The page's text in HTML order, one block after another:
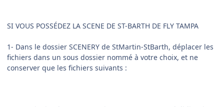
SI VOUS POSSÉDEZ LA SCENE DE ST-BARTH DE FLY TAMPA
1- Dans le dossier SCENERY de StMartin-StBarth, déplacer les
fichiers dans un sous dossier nommé à votre choix, et ne
conserver que les fichiers suivants :